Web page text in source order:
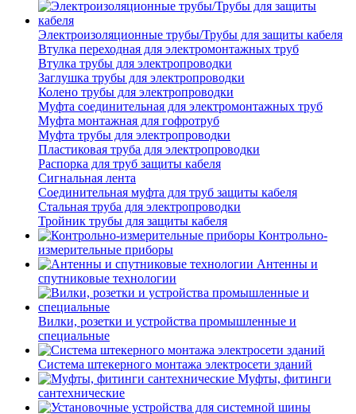
Электроизоляционные трубы/Трубы для защиты кабеля
Втулка переходная для электромонтажных труб
Втулка трубы для электропроводки
Заглушка трубы для электропроводки
Колено трубы для электропроводки
Муфта соединительная для электромонтажных труб
Муфта монтажная для гофротруб
Муфта трубы для электропроводки
Пластиковая труба для электропроводки
Распорка для труб защиты кабеля
Сигнальная лента
Соединительная муфта для труб защиты кабеля
Стальная труба для электропроводки
Тройник трубы для защиты кабеля
Контрольно-
измерительные приборы
Антенны и
спутниковые технологии
Вилки, розетки и устройства промышленные и
специальные
Система штекерного монтажа электросети зданий
Муфты, фитинги
сантехнические